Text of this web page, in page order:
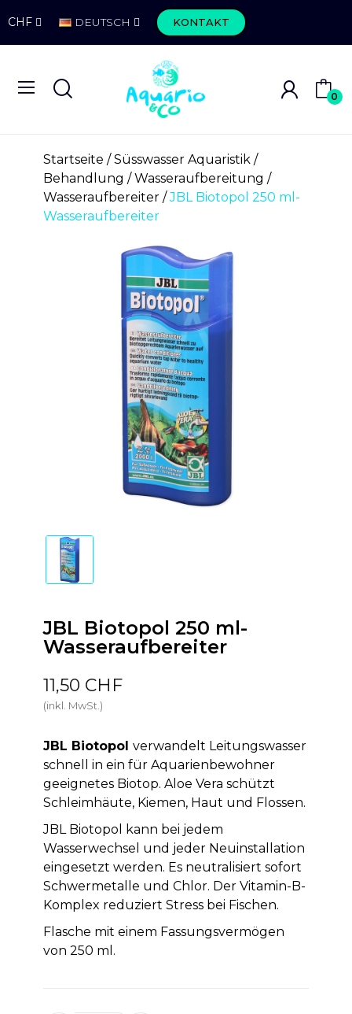
CHF DEUTSCH KONTAKT
0
Startseite
Süsswasser Aquaristik
Behandlung
Wasseraufbereitung
Wasseraufbereiter
JBL Biotopol 250 ml-
Wasseraufbereiter
JBL Biotopol 250 ml-
Wasseraufbereiter
11,50 CHF
(inkl. MwSt.)
JBL Biotopol verwandelt Leitungswasser
schnell in ein für Aquarienbewohner
geeignetes Biotop. Aloe Vera schützt
Schleimhäute, Kiemen, Haut und Flossen.
JBL Biotopol kann bei jedem
Wasserwechsel und jeder Neuinstallation
eingesetzt werden. Es neutralisiert sofort
Schwermetalle und Chlor. Der Vitamin-B-
Komplex reduziert Stress bei Fischen.
Flasche mit einem Fassungsvermögen
von 250 ml.